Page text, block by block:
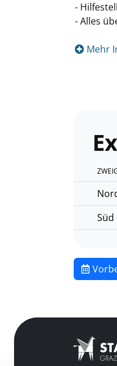
-
- Alles
Mehr
Süd